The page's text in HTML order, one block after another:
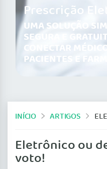
Prescrição
UMA SOLUÇÃO
SEGURA E
CONECTAR
PACIENTES E
INÍCIO ARTIGOS
Eletrônico ou
voto!